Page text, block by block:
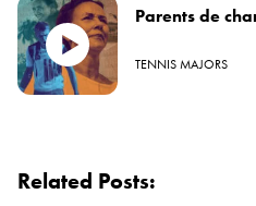
Parents de
TENNIS MAJORS
Related Posts: